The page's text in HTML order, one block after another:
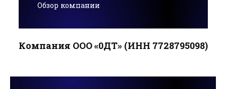
Обзор компании
Компания ООО «0ДТ» (ИНН 7728795098)